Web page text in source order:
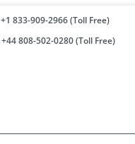
+1 833-909-2966 (Toll Free)
+44 808-502-0280 (Toll Free)